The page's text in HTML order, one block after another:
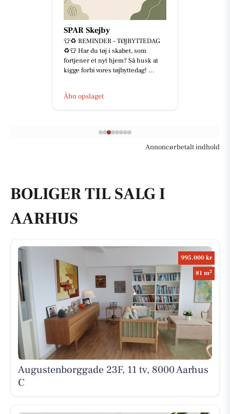
SPAR Skejby
👕♻️ REMINDER – TØJBYTTEDAG
♻️👕 Har du tøj i skabet, som
fortjener et nyt hjem? Så husk at
kigge forbi vores tøjbyttedag! ...
Åbn opslaget
Annoncørbetalt indhold
BOLIGER TIL SALG I
AARHUS
995.000 kr
81 m2
Augustenborggade 23F, 11 tv, 8000 Aarhus
C